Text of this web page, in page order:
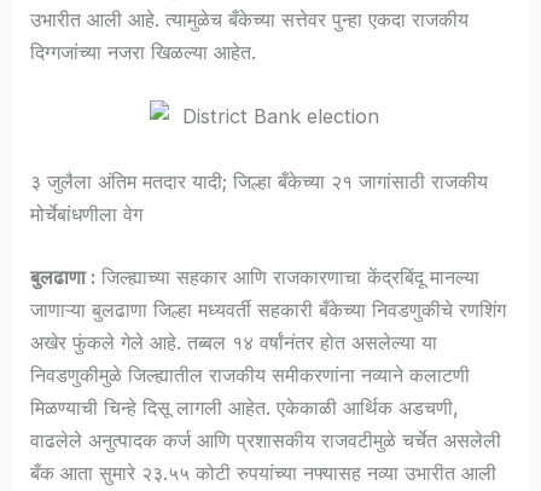
उभारीत आली आहे. त्यामुळेच बँकेच्या सत्तेवर पुन्हा एकदा राजकीय
दिग्गजांच्या नजरा खिळल्या आहेत.
३ जुलैला अंतिम मतदार यादी; जिल्हा बँकेच्या २१ जागांसाठी राजकीय
मोर्चेबांधणीला वेग
बुलढाणा : जिल्ह्याच्या सहकार आणि राजकारणाचा केंद्रबिंदू मानल्या
जाणाऱ्या बुलढाणा जिल्हा मध्यवर्ती सहकारी बँकेच्या निवडणुकीचे रणशिंग
अखेर फुंकले गेले आहे. तब्बल १४ वर्षांनंतर होत असलेल्या या
निवडणुकीमुळे जिल्ह्यातील राजकीय समीकरणांना नव्याने कलाटणी
मिळण्याची चिन्हे दिसू लागली आहेत. एकेकाळी आर्थिक अडचणी,
वाढलेले अनुत्पादक कर्ज आणि प्रशासकीय राजवटीमुळे चर्चेत असलेली
बँक आता सुमारे २३.५५ कोटी रुपयांच्या नफ्यासह नव्या उभारीत आली